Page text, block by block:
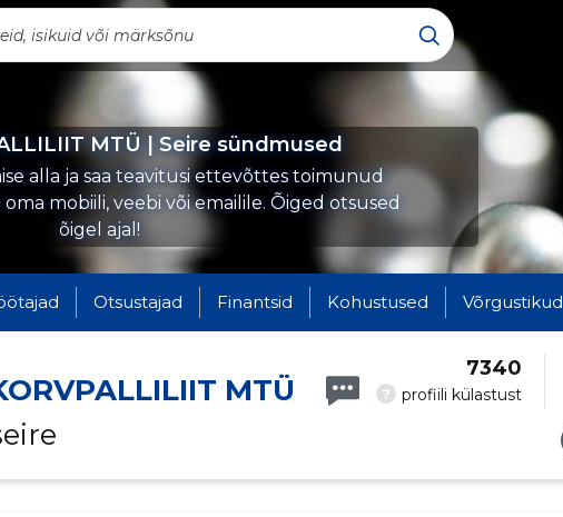
MTÜ | Seire sündmused
alla ja saa teavitusi ettevõttes toimunud
mobiili, veebi või emailile. Õiged otsused
õigel ajal!
Otsustajad Finantsid Kohustused Võrgustikud
MTÜ
? profiili külastust
7340